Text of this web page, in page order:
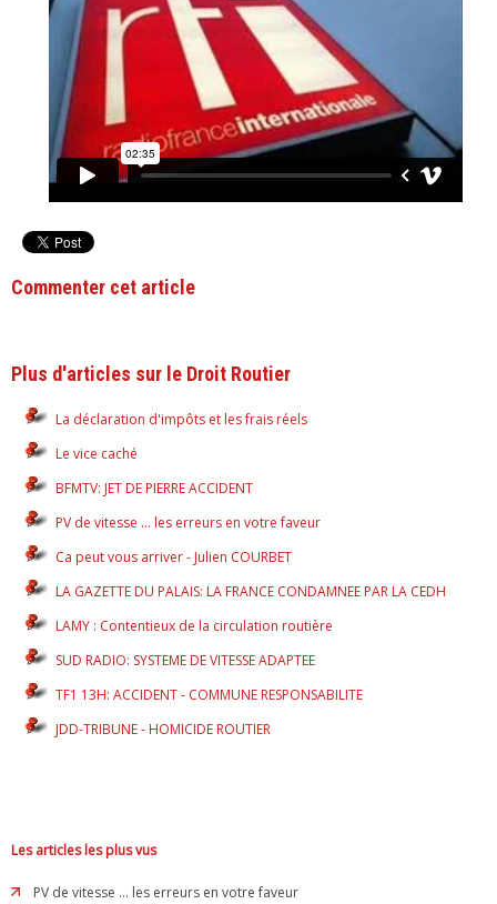
Commenter cet article
Plus d'articles sur le Droit Routier
La déclaration d'impôts et les frais réels
Le vice caché
BFMTV: JET DE PIERRE ACCIDENT
PV de vitesse ... les erreurs en votre faveur
Ca peut vous arriver - Julien COURBET
LA GAZETTE DU PALAIS: LA FRANCE CONDAMNEE PAR LA CEDH
LAMY : Contentieux de la circulation routière
SUD RADIO: SYSTEME DE VITESSE ADAPTEE
TF1 13H: ACCIDENT - COMMUNE RESPONSABILITE
JDD-TRIBUNE - HOMICIDE ROUTIER
Les articles les plus vus
PV de vitesse ... les erreurs en votre faveur